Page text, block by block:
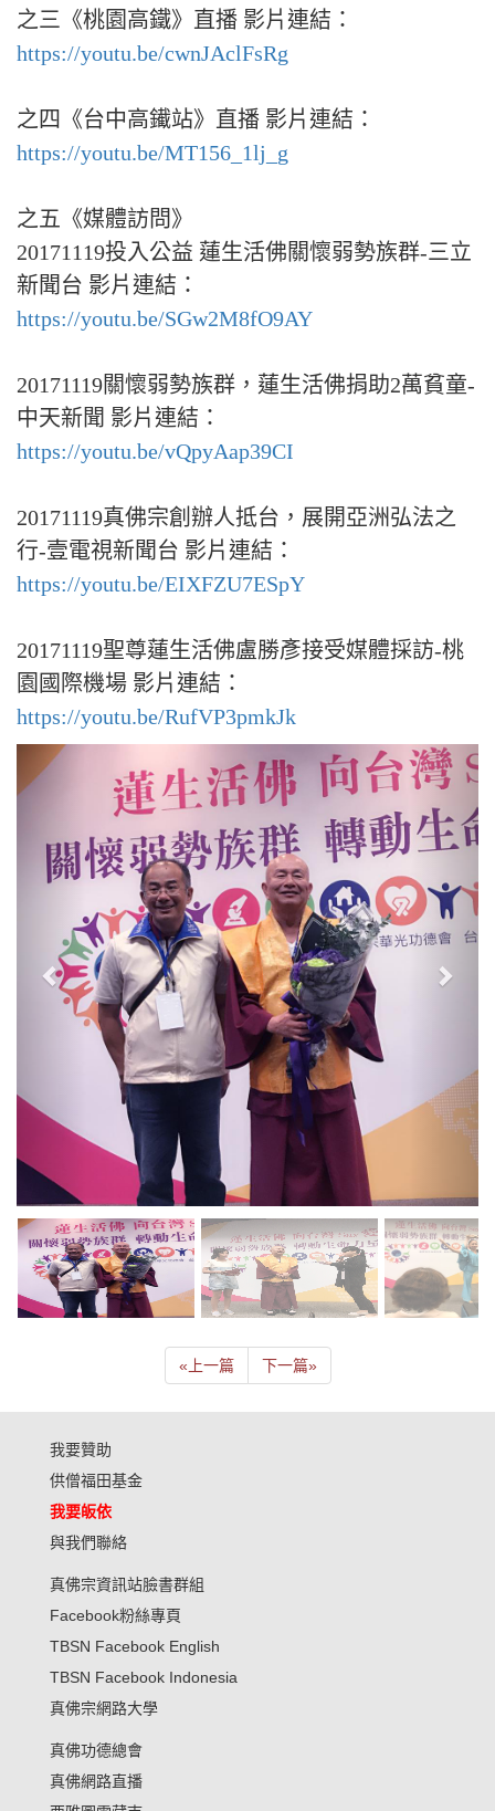
之三《桃園高鐵》直播 影片連結：
https://youtu.be/cwnJAclFsRg
之四《台中高䥫站》直播 影片連結：
https://youtu.be/MT156_1lj_g
之五《媒體訪問》
20171119投入公益 蓮生活佛關懷弱勢族群-三立
新聞台 影片連結：
https://youtu.be/SGw2M8fO9AY
20171119關懷弱勢族群，蓮生活佛捐助2萬貧童-
中天新聞 影片連結：
https://youtu.be/vQpyAap39CI
20171119真佛宗創辦人抵台，展開亞洲弘法之
行-壹電視新聞台 影片連結：
https://youtu.be/EIXFZU7ESpY
20171119聖尊蓮生活佛盧勝彥接受媒體採訪-桃
園國際機場 影片連結：
https://youtu.be/RufVP3pmkJk
« 上一篇 下一篇»
我要贊助
供僧福田基金
我要皈依
與我們聯絡
真佛宗資訊站臉書群組
Facebook粉絲專頁
TBSN Facebook English
TBSN Facebook Indonesia
真佛宗網路大學
真佛功德總會
真佛網路直播